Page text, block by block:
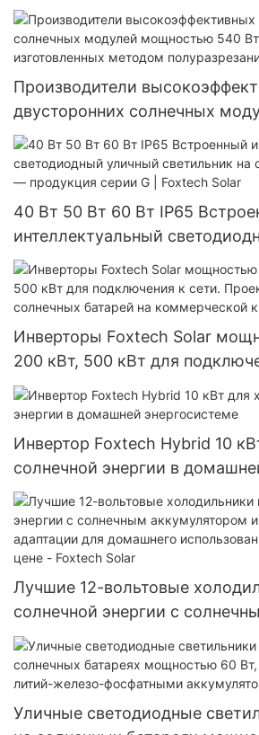
Производители
двусторонних солнечных
мощностью 540 Вт с 144
изготовленных методом
40 Вт 50 Вт 60 Вт IP65
интеллектуальный
светильник на солнечных
продукция серии G | Foxtech
Инверторы Foxtech Solar
200 кВт, 500 кВт для
Проект по установке
коммерческой крыше.
Инвертор Foxtech Hybrid 10
солнечной энергии в
энергосистеме
Лучшие 12-вольтовые
солнечной энергии с
аккумулятором и
для домашнего использования
цене - Foxtech Solar
Уличные светодиодные